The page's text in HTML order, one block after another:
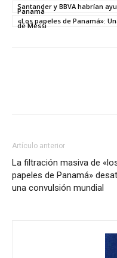
Santander y BBVA habrían
Panamá
«Los papeles de Panamá»:
de Messi
Artículo anterior
La filtración masiva de
papeles de Panamá»
una convulsión mundial